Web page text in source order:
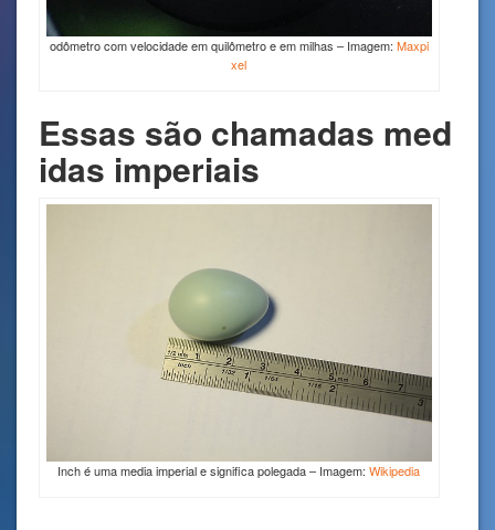
odômetro com velocidade em quilômetro e em milhas – Imagem: Maxpi
xel
Essas são chamadas med
idas imperiais
Inch é uma media imperial e significa polegada – Imagem:Wikipedia